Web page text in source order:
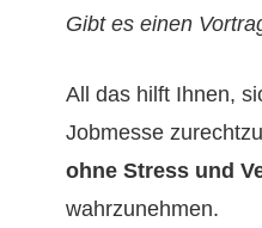
Gibt es einen
All das hilft Ihnen,
Jobmesse
ohne Stress und
wahrzunehmen.